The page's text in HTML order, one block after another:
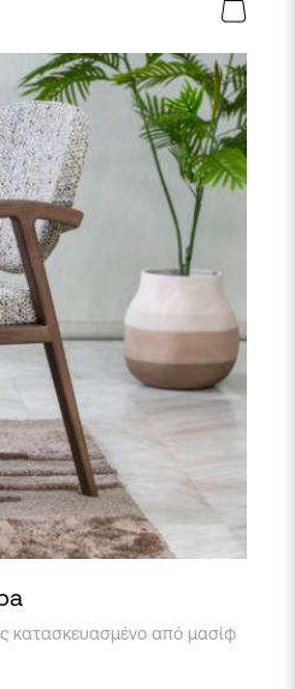
κατασκευασμένο από μασίφ